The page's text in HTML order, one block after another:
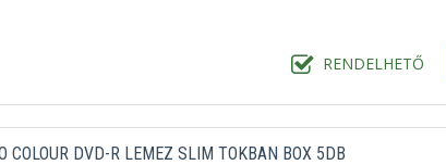
RENDELHETŐ
COLOUR DVD-R LEMEZ SLIM TOKBAN BOX 5DB